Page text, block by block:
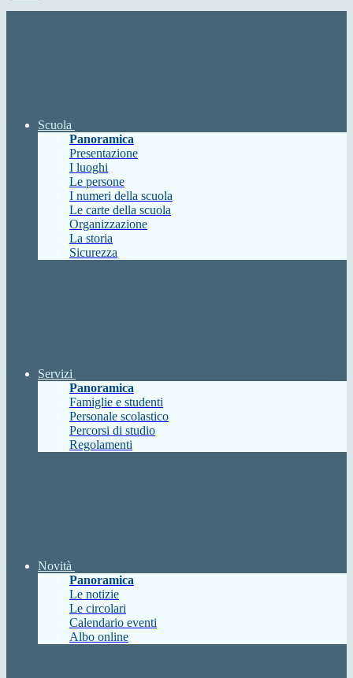
Scuola
Panoramica
Presentazione
I luoghi
Le persone
I numeri della scuola
Le carte della scuola
Organizzazione
La storia
Sicurezza
Servizi
Panoramica
Famiglie e studenti
Personale scolastico
Percorsi di studio
Regolamenti
Novità
Panoramica
Le notizie
Le circolari
Calendario eventi
Albo online